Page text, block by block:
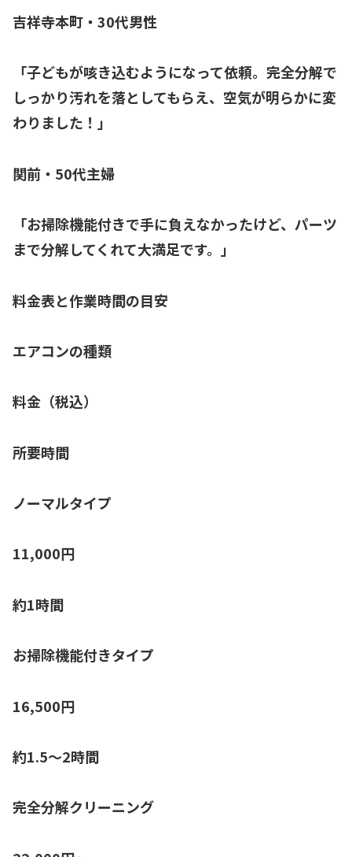
吉祥寺本町・30代男性
「子どもが咳き込むようになって依頼。完全分解で
しっかり汚れを落としてもらえ、空気が明らかに変
わりました！」
関前・50代主婦
「お掃除機能付きで手に負えなかったけど、パーツ
まで分解してくれて大満足です。」
料金表と作業時間の目安
エアコンの種類
料金（税込）
所要時間
ノーマルタイプ
11,000円
約1時間
お掃除機能付きタイプ
16,500円
約1.5〜2時間
完全分解クリーニング